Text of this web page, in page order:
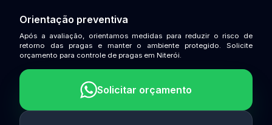
Orientação preventiva
Após a avaliação, orientamos medidas para reduzir o risco de
retorno das pragas e manter o ambiente protegido. Solicite
orçamento para controle de pragas em Niterói.
Solicitar orçamento